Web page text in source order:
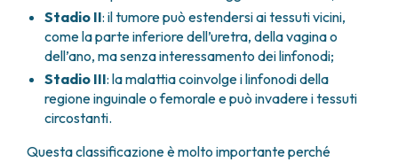
Stadio II: il tumore può estendersi ai tessuti vicini,
come la parte inferiore dell’uretra, della vagina o
dell’ano, ma senza interessamento dei linfonodi;
Stadio III: la malattia coinvolge i linfonodi della
regione inguinale o femorale e può invadere i tessuti
circostanti.
Questa classificazione è molto importante perché